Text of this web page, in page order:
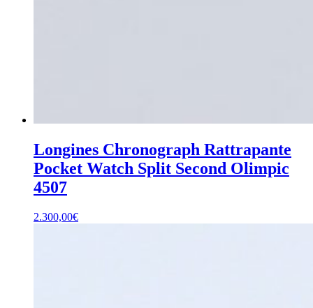
Longines Chronograph Rattrapante
Pocket Watch Split Second Olimpic
4507
2.300,00€